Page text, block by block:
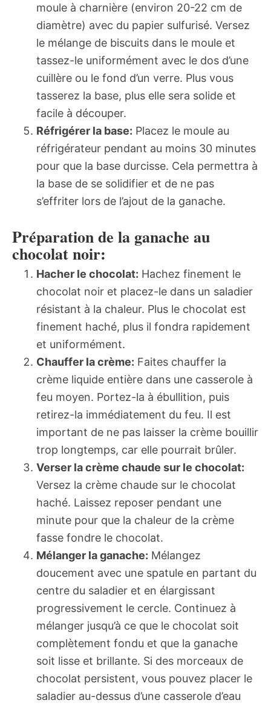
moule à charnière (environ 20-22 cm de
diamètre) avec du papier sulfurisé. Versez
le mélange de biscuits dans le moule et
tassez-le uniformément avec le dos d’une
cuillère ou le fond d’un verre. Plus vous
tasserez la base, plus elle sera solide et
facile à découper.
Réfrigérer la base: Placez le moule au
réfrigérateur pendant au moins 30 minutes
pour que la base durcisse. Cela permettra à
la base de se solidifier et de ne pas
s’effriter lors de l’ajout de la ganache.
Préparation de la ganache au
chocolat noir:
Hacher le chocolat: Hachez finement le
chocolat noir et placez-le dans un saladier
résistant à la chaleur. Plus le chocolat est
finement haché, plus il fondra rapidement
et uniformément.
Chauffer la crème: Faites chauffer la
crème liquide entière dans une casserole à
feu moyen. Portez-la à ébullition, puis
retirez-la immédiatement du feu. Il est
important de ne pas laisser la crème bouillir
trop longtemps, car elle pourrait brûler.
Verser la crème chaude sur le chocolat:
Versez la crème chaude sur le chocolat
haché. Laissez reposer pendant une
minute pour que la chaleur de la crème
fasse fondre le chocolat.
Mélanger la ganache: Mélangez
doucement avec une spatule en partant du
centre du saladier et en élargissant
progressivement le cercle. Continuez à
mélanger jusqu’à ce que le chocolat soit
complètement fondu et que la ganache
soit lisse et brillante. Si des morceaux de
chocolat persistent, vous pouvez placer le
saladier au-dessus d’une casserole d’eau